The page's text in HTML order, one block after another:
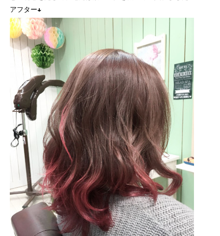
アフター↓